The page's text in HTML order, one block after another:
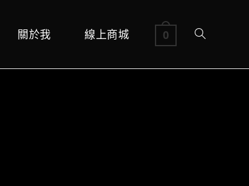
關於我 線上商城 0 Toggle